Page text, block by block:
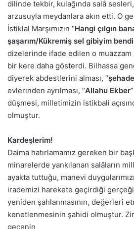
dilinde tekbir, kulağında salâ
arzusuyla meydanlara akın etti. O
İstiklal Marşımızın “Hangi çılgın
şaşarım/Kükremiş sel gibiyim
dizelerinde ifade edilen o
bir kere daha gösterdi. Bilhassa
diyerek abdestlerini alması, “
evlerinden ayrılması, “Allahu Ekber
düşmesi, milletimizin istikbali
olmuştur.
Kardeşlerim!
Daima hatırlamamız gereken bir
minarelerde yankılanan salâların
ayakta tuttuğu, manevi
irademizi harekete geçirdiği
yeniden şahlanmasının, değerleri
kenetlenmesinin şahidi olmuştur.
gecenin